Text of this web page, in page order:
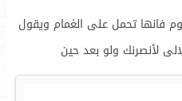
فانها تحمل على الغمام ويقول
لأنصرنك ولو بعد حين